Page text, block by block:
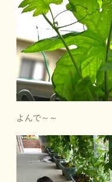
よんで～～